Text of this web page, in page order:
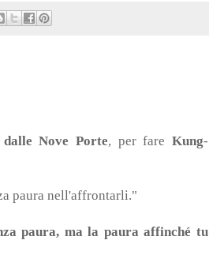
Nove Porte, per fareKung-
paura nell'affrontarli."
paura, ma la paura affinché tu